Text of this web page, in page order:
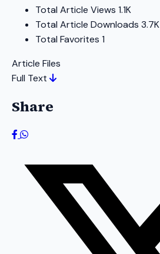
Total Article Views 1.1K
Total Article Downloads 3.7K
Total Favorites 1
Article Files
Full Text
Share